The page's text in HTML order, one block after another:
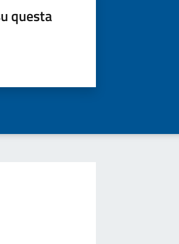
questa